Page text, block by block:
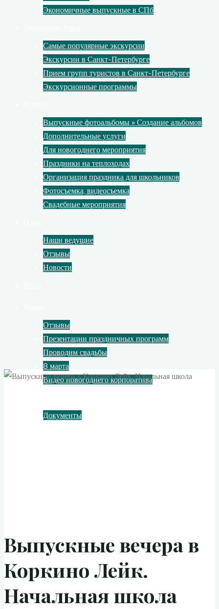
Экономичные выпускные в СПб
Самые популярные экскурсии
Экскурсии в Санкт-Петербурге
Прием групп туристов в Санкт-Петербурге
Экскурсионные программы
Выпускные фотоальбомы » Создание альбомов
Дополнительные услуги
Для новогоднего мероприятия
Праздники на теплоходах
Организация праздника для школьников
Фотосъемка, видеосъемка
Свадебные мероприятия
Наши ведущие
Отзывы
Новости
Отзывы
Презентации праздничных программ
Проводим свадьбы
8 марта
Видео новогоднего корпоратива
Документы
Выпускные вечера в
Коркино Лейк.
Начальная школа